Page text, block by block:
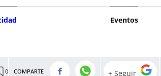
COMPARTE
Eventos